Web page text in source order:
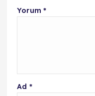
Yorum *
Ad *